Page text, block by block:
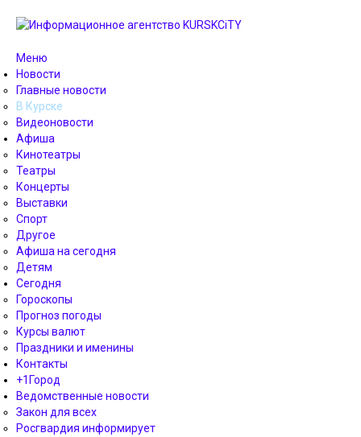
Меню
Новости
Главные новости
В Курске
Видеоновости
Афиша
Кинотеатры
Театры
Концерты
Выставки
Спорт
Другое
Афиша на сегодня
Детям
Сегодня
Гороскопы
Прогноз погоды
Курсы валют
Праздники и именины
Контакты
+1Город
Ведомственные новости
Закон для всех
Росгвардия информирует